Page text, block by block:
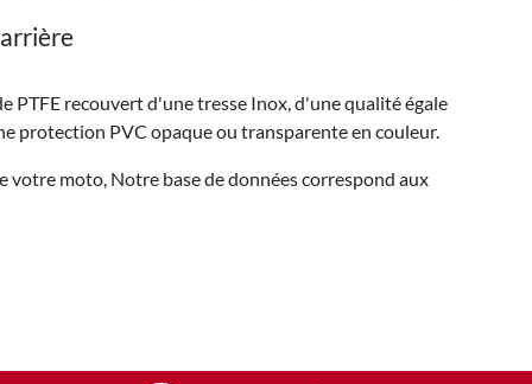
PTFE recouvert d'une tresse Inox, d'une qualité égale
protection PVC opaque ou transparente en couleur.
moto, Notre base de données correspond aux